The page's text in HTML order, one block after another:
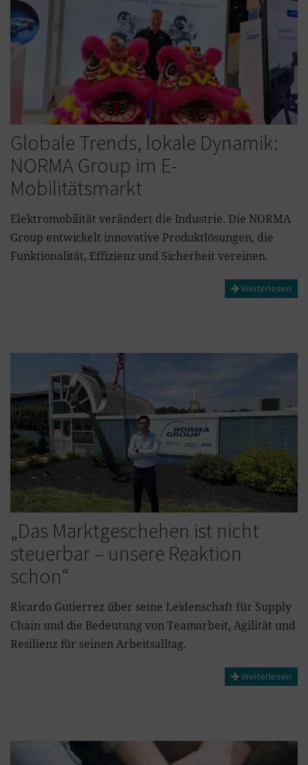
Globale Trends, lokale Dynamik:
NORMA Group im E-
Mobilitätsmarkt
Elektromobilität verändert die Industrie. Die NORMA
Group entwickelt innovative Produktlösungen, die
Funktionalität, Effizienz und Sicherheit vereinen.
Weiterlesen
„Das Marktgeschehen ist nicht
steuerbar – unsere Reaktion
schon“
Ricardo Gutierrez über seine Leidenschaft für Supply
Chain und die Bedeutung von Teamarbeit, Agilität und
Resilienz für seinen Arbeitsalltag.
Weiterlesen